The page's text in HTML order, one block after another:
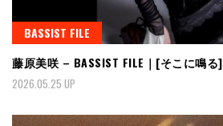
BASSIST FILE
藤原美咲 – BASSIST FILE｜[そこに鳴る]
2026.05.25 UP